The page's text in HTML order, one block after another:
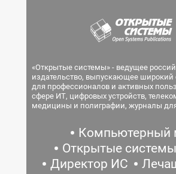
«Открытые системы» - ведущее
издательство, выпускающее широкий
для профессионалов и активных
сфере ИТ, цифровых устройств,
медицины и полиграфии, журналы
Компьютерный
Открытые
Директор ИС